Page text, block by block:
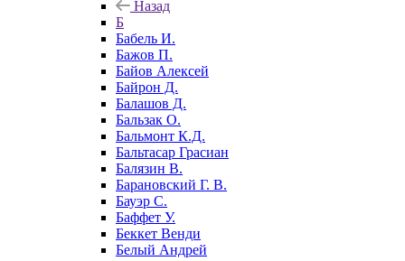
Назад
Б
Бабель И.
Бажов П.
Байов Алексей
Байрон Д.
Балашов Д.
Бальзак О.
Бальмонт К.Д.
Бальтасар Грасиан
Балязин В.
Барановский Г. В.
Бауэр С.
Баффет У.
Беккет Венди
Белый Андрей